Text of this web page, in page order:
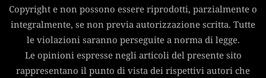
Copyright e non possono essere riprodotti, parzialmente o
integralmente, se non previa autorizzazione scritta. Tutte
le violazioni saranno perseguite a norma di legge.
Le opinioni espresse negli articoli del presente sito
rappresentano il punto di vista dei rispettivi autori che